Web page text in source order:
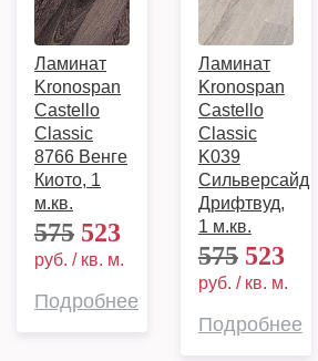
Ламинат
Kronospan
Castello
Classic
8766 Венге
Киото, 1
м.кв.
575 523
руб. / кв. м.
Подробнее
Ламинат
Kronospan
Castello
Classic
K039
Сильверсайд
Дрифтвуд,
1 м.кв.
575523
руб. / кв. м.
Подробнее